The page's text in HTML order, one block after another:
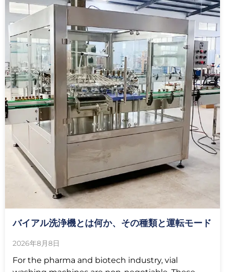
バイアル洗浄機とは何か、その種類と運転モード
2026年8月8日
For the pharma and biotech industry, vial